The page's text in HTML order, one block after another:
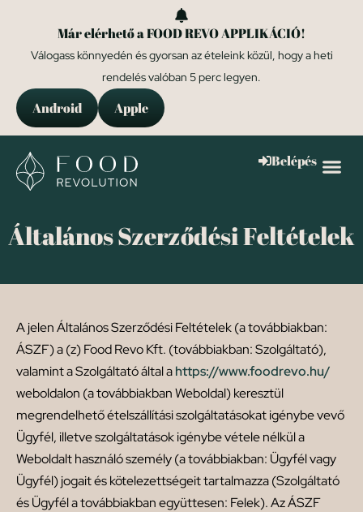
Már elérhető a FOOD REVO APPLIKÁCIÓ!
Válogass könnyedén és gyorsan az ételeink közül, hogy a heti
rendelés valóban 5 perc legyen.
Android Apple
Belépés
Általános Szerződési Feltételek
A jelen Általános Szerződési Feltételek (a továbbiakban:
ÁSZF) a (z) Food Revo Kft. (továbbiakban: Szolgáltató),
valamint a Szolgáltató által ahttps://www.foodrevo.hu/
weboldalon (a továbbiakban Weboldal) keresztül
megrendelhető ételszállítási szolgáltatásokat igénybe vevő
Ügyfél, illetve szolgáltatások igénybe vétele nélkül a
Weboldalt használó személy (a továbbiakban: Ügyfél vagy
Ügyfél) jogait és kötelezettségeit tartalmazza (Szolgáltató
és Ügyfél a továbbiakban együttesen: Felek). Az ÁSZF